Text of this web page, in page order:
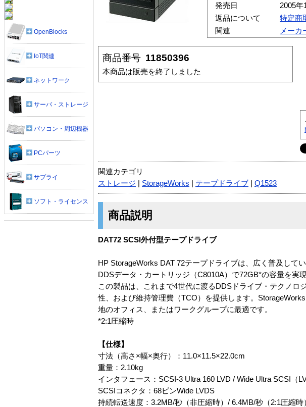
発売日
2005年
返品について
特定商
関連
メーカ
商品番号 11850396
本商品は販売を終了しました
関連カテゴリ
ストレージ
StorageWorks テープドライブ Q1523
商品説明
DAT72 SCSI外付型テープドライブ
HP StorageWorks DAT 72テープドライブは、広く普及して
DDSデータ・カートリッジ（C8010A）で72GB*の容量を実
この製品は、これまで4世代に渡るDDSドライブ・テクノ
性、および維持管理費（TCO）を提供します。
地のオフィス、またはワークグループに最適です。
*2:1圧縮時
【仕様】
寸法（高さ×幅×奥行）：11.0×11.5×22.0cm
重量：2.10kg
インタフェース：SCSI-3 Ultra 160 LVD / Wide Ultra SCSI（
SCSIコネクタ：68ピンWide LVDS
持続転送速度：3.2MB/秒（非圧縮時）/ 6.4MB/秒（2:1圧縮時
OpenBlocks
IoT関連
ネットワーク
サーバ・ストレージ
パソコン・周辺機器
PCパーツ
サプライ
ソフト・ライセンス